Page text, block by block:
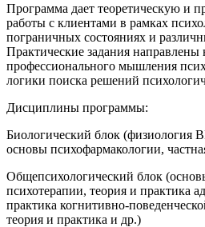
Программа дает теоретическую и
работы с клиентами в рамках
пограничных состояниях и
Практические задания направлены
профессионального мышления
логики поиска решений
Дисциплины программы:
Биологический блок (физиология
основы психофармакологии,
Общепсихологический блок
психотерапии, теория и практика
практика когнитивно-
теория и практика и др.)